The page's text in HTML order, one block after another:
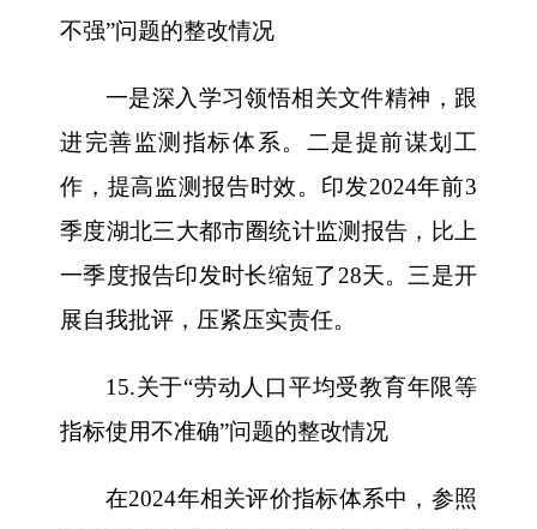
不强”问题的整改情况
一是深入学习领悟相关文件精神，跟
进完善监测指标体系。二是提前谋划工
作，提高监测报告时效。印发2024年前3
季度湖北三大都市圈统计监测报告，比上
一季度报告印发时长缩短了28天。三是开
展自我批评，压紧压实责任。
15.关于“劳动人口平均受教育年限等
指标使用不准确”问题的整改情况
在2024年相关评价指标体系中，参照